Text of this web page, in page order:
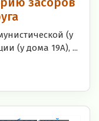
(у
(у дома 19А), ...